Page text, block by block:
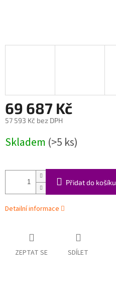
69 687 Kč
57 593 Kč bez DPH
cena:
Skladem (>5 ks)
Přidat do košíku
Detailní informace
ZEPTAT SE SDÍLET